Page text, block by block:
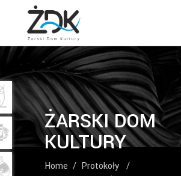
ŻARSKI DOM
KULTURY
Home / Protokoły /